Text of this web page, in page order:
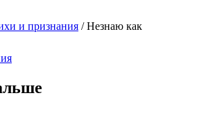
и признания /Незнаю как